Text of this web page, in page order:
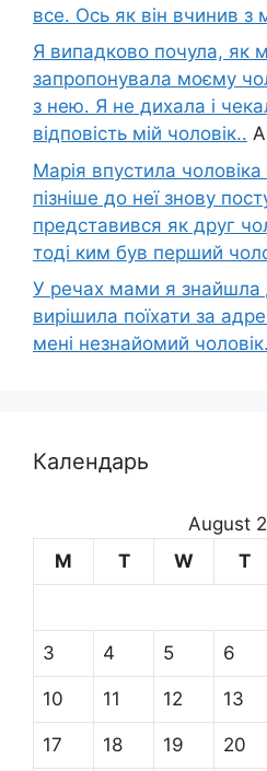
все. Ось як він вчинив з
Я випадково почула, як
запропонувала моєму
з нею. Я не дихала і
відповість мій чоловік..
Марія впустила
пізніше до неї знову
представився як друг
тоді ким був перший
У речах мами я знайшла
вирішила поїхати за
мені незнайомий чоловік.
Календарь
August
M
T W T
3 4 5 6
10 11 12 13
17 18 19 20